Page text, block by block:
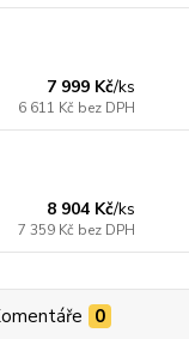
7 999 Kč/ks
6 611 Kč bez DPH
8 904 Kč/ks
7 359 Kč bez DPH
0